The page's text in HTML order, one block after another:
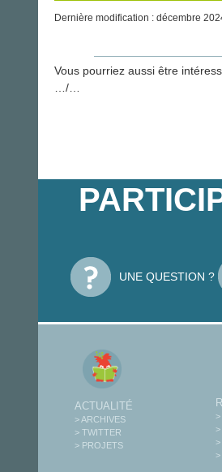
Dernière modification : décembre
Vous pourriez aussi être
…/…
UNE QUESTION ?
ACTUALITÉ
> ARCHIVES
> TWITTER
> PROJETS
>
>
>
>